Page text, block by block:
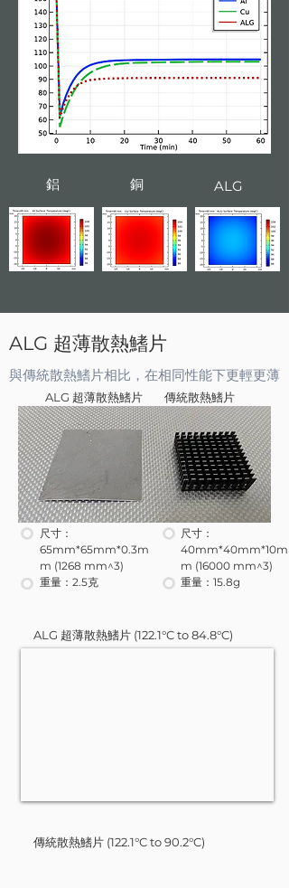
鋁 銅 ALG
ALG 超薄散熱鰭片
與傳統散熱鰭片相比，在相同性能下更輕更薄
ALG 超薄散熱鰭片傳統散熱鰭片
尺寸：
65mm*65mm*0.3m
m (1268 mm^3)
重量：2.5克
尺寸：
40mm*40mm*10m
m (16000 mm^3)
重量：15.8g
ALG 超薄散熱鰭片 (122.1°C to 84.8°C)
傳統散熱鰭片 (122.1°C to 90.2°C)